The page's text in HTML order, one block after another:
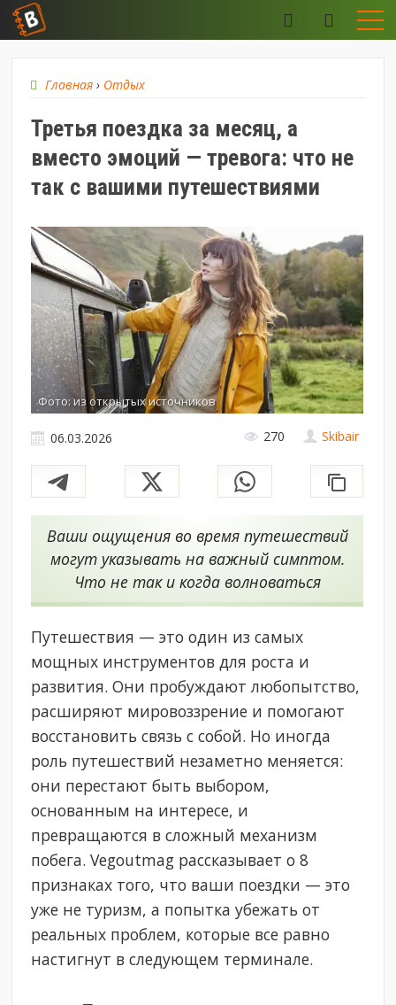
Главная › Отдых
Третья поездка за месяц, а
вместо эмоций — тревога: что не
так с вашими путешествиями
Фото: из открытых источников
Skibair
06.03.2026 270
Ваши ощущения во время путешествий
могут указывать на важный симптом.
Что не так и когда волноваться
Путешествия — это один из самых
мощных инструментов для роста и
развития. Они пробуждают любопытство,
расширяют мировоззрение и помогают
восстановить связь с собой. Но иногда
роль путешествий незаметно меняется:
они перестают быть выбором,
основанным на интересе, и
превращаются в сложный механизм
побега. Vegoutmag рассказывает о 8
признаках того, что ваши поездки — это
уже не туризм, а попытка убежать от
реальных проблем, которые все равно
настигнут в следующем терминале.